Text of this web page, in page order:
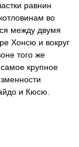
равнин
во
между двумя
Хонсю и вокруг
того же
крупное
и Кюсю.